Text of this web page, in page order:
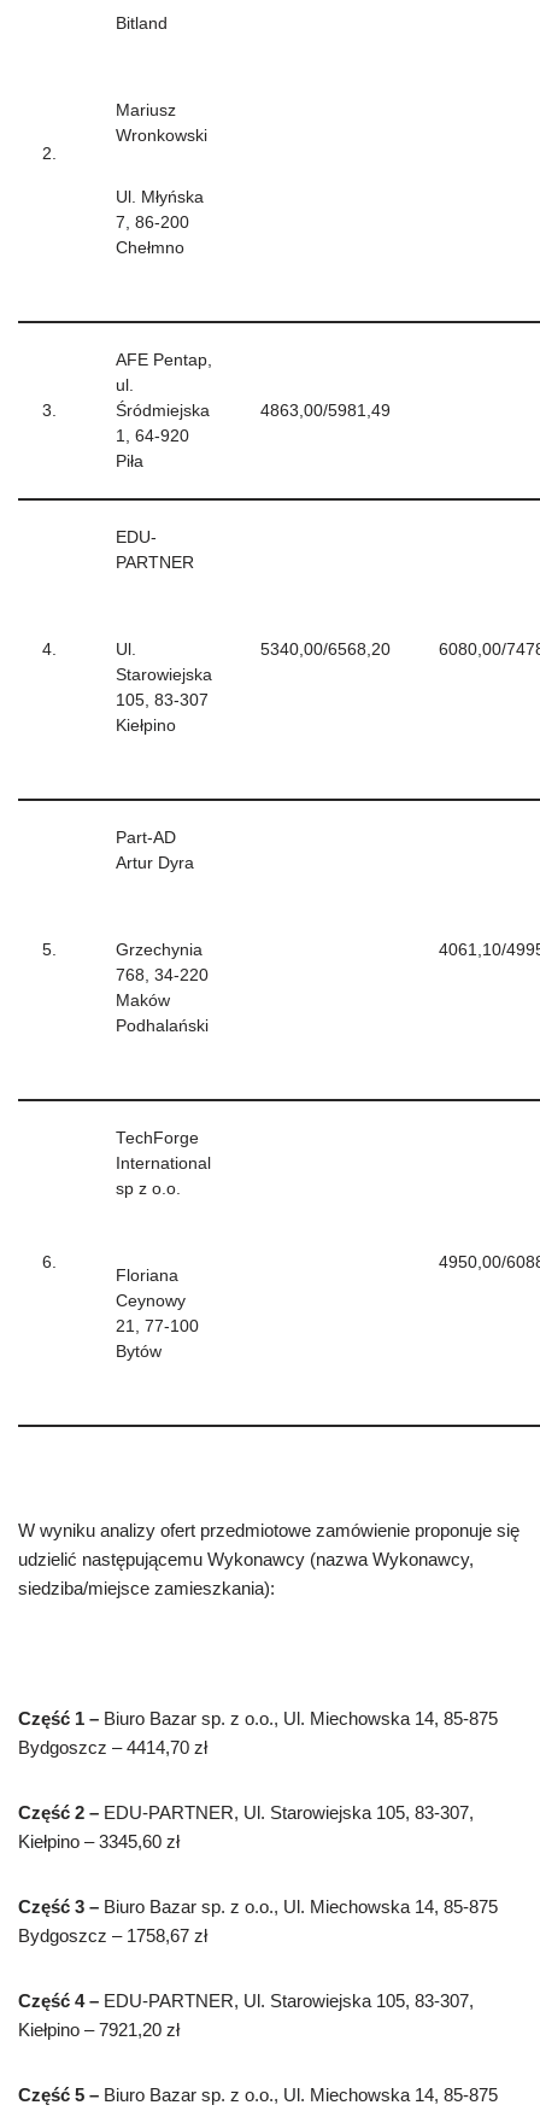
2.
Bitland
Mariusz
Wronkowski
Ul. Młyńska
7, 86-200
Chełmno
3.
AFE Pentap,
ul.
Śródmiejska
1, 64-920
Piła
4863,00/5981,49
4.
EDU-
PARTNER
Ul.
Starowiejska
105, 83-307
Kiełpino
5340,00/6568,20 6080,00/
5.
Part-AD
Artur Dyra
Grzechynia
768, 34-220
Maków
Podhalański
4061,10/
6.
TechForge
International
sp z o.o.
Floriana
Ceynowy
21, 77-100
Bytów
4950,00/
W wyniku analizy ofert przedmiotowe zamówienie proponuje się
udzielić następującemu Wykonawcy (nazwa Wykonawcy,
siedziba/miejsce zamieszkania):
Część 1 – Biuro Bazar sp. z o.o., Ul. Miechowska 14, 85-875
Bydgoszcz – 4414,70 zł
Część 2 – EDU-PARTNER, Ul. Starowiejska 105, 83-307,
Kiełpino – 3345,60 zł
Część 3 – Biuro Bazar sp. z o.o., Ul. Miechowska 14, 85-875
Bydgoszcz – 1758,67 zł
Część 4 – EDU-PARTNER, Ul. Starowiejska 105, 83-307,
Kiełpino – 7921,20 zł
Część 5 – Biuro Bazar sp. z o.o., Ul. Miechowska 14, 85-875